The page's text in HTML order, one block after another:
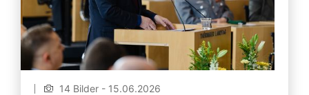
14 Bilder - 15.06.2026